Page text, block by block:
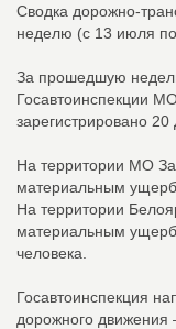
Сводка дорожно-
неделю (с 13 июля
За прошедшую
Госавтоинспекции
зарегистрировано 20
На территории МО
материальным
На территории
материальным
человека.
Госавтоинспекция
дорожного движения